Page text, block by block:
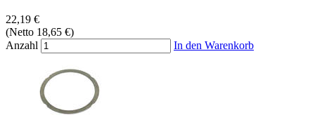
22,19 €
(Netto 18,65 €)
Anzahl
In den Warenkorb